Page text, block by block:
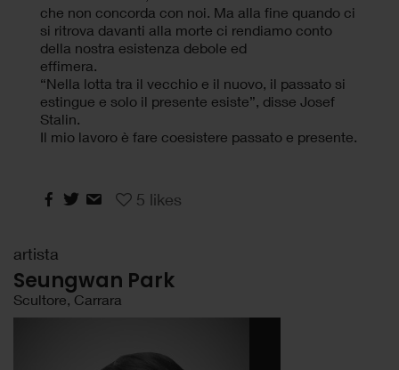
che non concorda con noi. Ma alla fine quando ci
si ritrova davanti alla morte ci rendiamo conto
della nostra esistenza debole ed
effimera.
“Nella lotta tra il vecchio e il nuovo, il passato si
estingue e solo il presente esiste”, disse Josef
Stalin.
Il mio lavoro è fare coesistere passato e presente.
5 likes
artista
Seungwan Park
Scultore, Carrara